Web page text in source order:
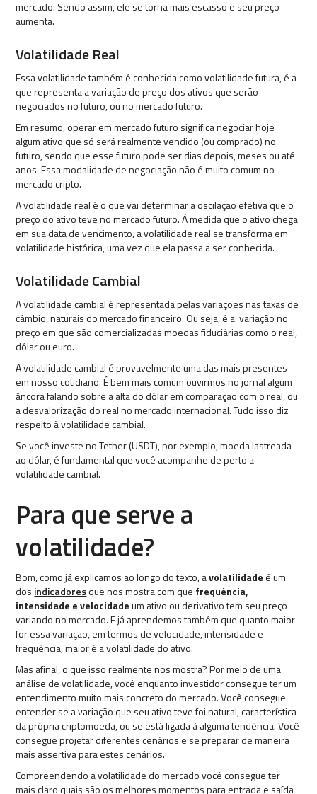
mercado. Sendo assim, ele se torna mais escasso e seu preço
aumenta.
Volatilidade Real
Essa volatilidade também é conhecida como volatilidade futura, é a
que representa a variação de preço dos ativos que serão
negociados no futuro, ou no mercado futuro.
Em resumo, operar em mercado futuro significa negociar hoje
algum ativo que só será realmente vendido (ou comprado) no
futuro, sendo que esse futuro pode ser dias depois, meses ou até
anos. Essa modalidade de negociação não é muito comum no
mercado cripto.
A volatilidade real é o que vai determinar a oscilação efetiva que o
preço do ativo teve no mercado futuro. À medida que o ativo chega
em sua data de vencimento, a volatilidade real se transforma em
volatilidade histórica, uma vez que ela passa a ser conhecida.
Volatilidade Cambial
A volatilidade cambial é representada pelas variações nas taxas de
câmbio, naturais do mercado financeiro. Ou seja, é a variação no
preço em que são comercializadas moedas fiduciárias como o real,
dólar ou euro.
A volatilidade cambial é provavelmente uma das mais presentes
em nosso cotidiano. É bem mais comum ouvirmos no jornal algum
âncora falando sobre a alta do dólar em comparação com o real, ou
a desvalorização do real no mercado internacional. Tudo isso diz
respeito à volatilidade cambial.
Se você investe no Tether (USDT), por exemplo, moeda lastreada
ao dólar, é fundamental que você acompanhe de perto a
volatilidade cambial.
Para que serve a
volatilidade?
Bom, como já explicamos ao longo do texto, avolatilidade é um
dos indicadoresque nos mostra com que frequência,
intensidade e velocidadeum ativo ou derivativo tem seu preço
variando no mercado. E já aprendemos também que quanto maior
for essa variação, em termos de velocidade, intensidade e
frequência, maior é a volatilidade do ativo.
Mas afinal, o que isso realmente nos mostra? Por meio de uma
análise de volatilidade, você enquanto investidor consegue ter um
entendimento muito mais concreto do mercado. Você consegue
entender se a variação que seu ativo teve foi natural, característica
da própria criptomoeda, ou se está ligada à alguma tendência. Você
consegue projetar diferentes cenários e se preparar de maneira
mais assertiva para estes cenários.
Compreendendo a volatilidade do mercado você consegue ter
mais claro quais são os melhores momentos para entrada e saída